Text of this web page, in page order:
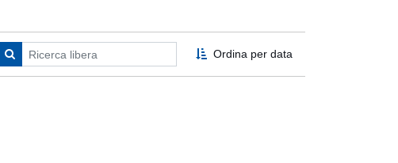
Ordina per data